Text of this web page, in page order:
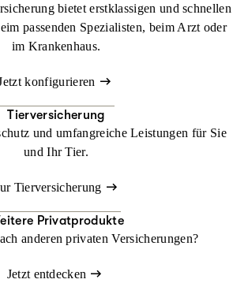
bietet erstklassigen und schnellen
passenden Spezialisten, beim Arzt oder
im Krankenhaus.
konfigurieren
Tierversicherung
und umfangreiche Leistungen für Sie
und Ihr Tier.
Tierversicherung
Privatprodukte
anderen privaten Versicherungen?
Jetzt entdecken